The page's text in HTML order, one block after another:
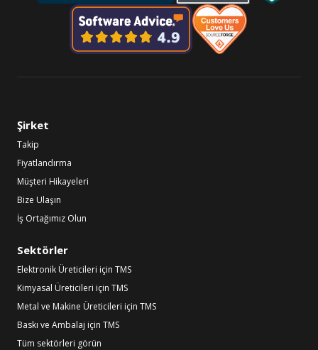
Şirket
Takip
Fiyatlandırma
Müşteri Hikayeleri
Bize Ulaşın
İş Ortağımız Olun
Sektörler
Elektronik Üreticileri için TMS
Kimyasal Üreticileri için TMS
Metal ve Makine Üreticileri için TMS
Baskı ve Ambalaj için TMS
Tüm sektörleri görün